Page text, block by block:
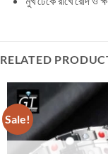
RELATED
Sale!